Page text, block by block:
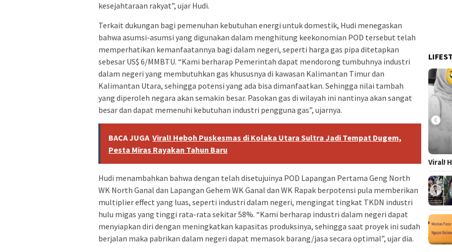
kesejahtaraan rakyat”, ujar Hudi.
Terkait dukungan bagi pemenuhan kebutuhan energi untuk domestik, Hudi menegaskan
bahwa asumsi-asumsi yang digunakan dalam menghitung keekonomian POD tersebut telah
memperhatikan kemanfaatannya bagi dalam negeri, seperti harga gas pipa ditetapkan
sebesar US$ 6/MMBTU. “Kami berharap Pemerintah dapat mendorong tumbuhnya industri
dalam negeri yang membutuhkan gas khususnya di kawasan Kalimantan Timur dan
Kalimantan Utara, sehingga potensi yang ada bisa dimanfaatkan. Sehingga nilai tambah
yang diperoleh negara akan semakin besar. Pasokan gas di wilayah ini nantinya akan sangat
besar dan dapat memenuhi kebutuhan industri pengguna gas”, ujarnya.
BACA JUGA Viral! Heboh Puskesmas di Kolaka Utara Sultra Jadi Tempat Dugem,
Pesta Miras Rayakan Tahun Baru
Hudi menambahkan bahwa dengan telah disetujuinya POD Lapangan Pertama Geng North
WK North Ganal dan Lapangan Gehem WK Ganal dan WK Rapak berpotensi pula memberikan
multiplier effect yang luas, seperti industri dalam negeri, mengingat tingkat TKDN industri
hulu migas yang tinggi rata-rata sekitar 58%. “Kami berharap industri dalam negeri dapat
menyiapkan diri dengan meningkatkan kapasitas produksinya, sehingga saat proyek ini sudah
berjalan maka pabrikan dalam negeri dapat memasok barang/jasa secara optimal”, ujar dia.
Viral!